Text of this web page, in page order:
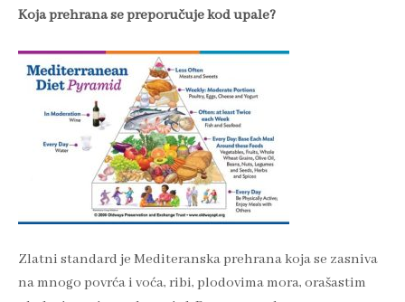
Koja prehrana se preporučuje kod upale?
Zlatni standard je Mediteranska prehrana koja se zasniva
na mnogo povrća i voća, ribi, plodovima mora, orašastim